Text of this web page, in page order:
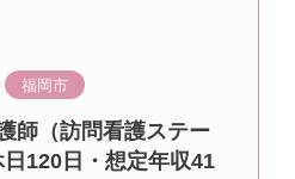
福岡市
師（訪問看護ステー
120日・想定年収41